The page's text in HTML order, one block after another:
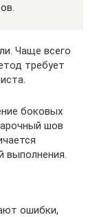
Чаще всего
требует
боковых
шов
выполнения.
ошибки,